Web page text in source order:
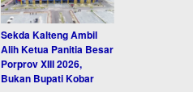
Sekda Kalteng Ambil
Alih Ketua Panitia Besar
Porprov XIII 2026,
Bukan Bupati Kobar